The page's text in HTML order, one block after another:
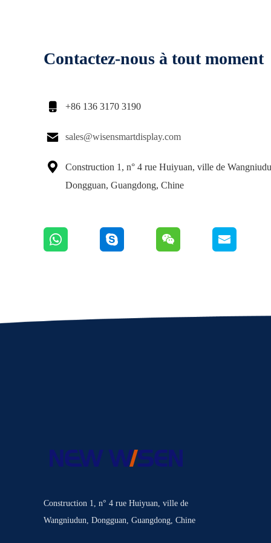
Contactez-nous à tout moment
 +86 136 3170 3190
 sales@wisensmartdisplay.com

Construction 1, n° 4 rue Huiyuan, ville de
Dongguan, Guangdong, Chine
Construction 1, n° 4 rue Huiyuan, ville de
Wangniudun, Dongguan, Guangdong, Chine